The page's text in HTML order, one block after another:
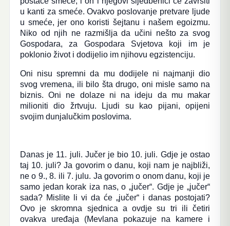
u kanti za smeće. Ovakvo poslovanje pretvare ljude
u smeće, jer ono koristi šejtanu i našem egoizmu.
Niko od njih ne razmišlja da učini nešto za svog
Gospodara, za Gospodara Svjetova koji im je
poklonio život i dodijelio im njihovu egzistenciju.
Oni nisu spremni da mu dodijele ni najmanji dio
svog vremena, ili bilo šta drugo, oni misle samo na
biznis. Oni ne dolaze ni na ideju da mu makar
milioniti dio žrtvuju. Ljudi su kao pijani, opijeni
svojim dunjalučkim poslovima.
Danas je 11. juli. Jučer je bio 10. juli. Gdje je ostao
taj 10. juli? Ja govorim o danu, koji nam je najbliži,
ne o 9., 8. ili 7. julu. Ja govorim o onom danu, koji je
samo jedan korak iza nas, o „jučer“. Gdje je „jučer“
sada? Mislite li vi da će „jučer“ i danas postojati?
Ovo je skromna sjednica a ovdje su tri ili četiri
ovakva uređaja (Mevlana pokazuje na kamere i